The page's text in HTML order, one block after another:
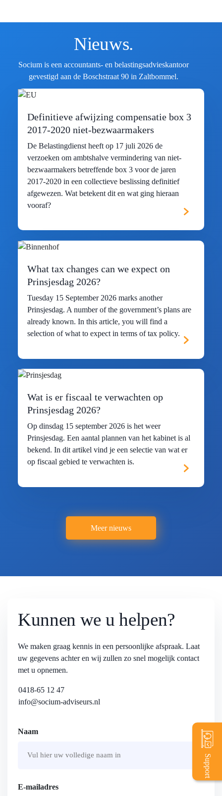
Support
Nieuws.
Socium is een accountants- en belastingsadvieskantoor
gevestigd aan de Boschstraat 90 in Zaltbommel.
Definitieve afwijzing compensatie box 3
2017-2020 niet-bezwaarmakers
De Belastingdienst heeft op 17 juli 2026 de
verzoeken om ambtshalve vermindering van niet-
bezwaarmakers betreffende box 3 voor de jaren
2017-2020 in een collectieve beslissing definitief
afgewezen. Wat betekent dit en wat ging hieraan
vooraf?
What tax changes can we expect on
Prinsjesdag 2026?
Tuesday 15 September 2026 marks another
Prinsjesdag. A number of the government’s plans are
already known. In this article, you will find a
selection of what to expect in terms of tax policy.
Wat is er fiscaal te verwachten op
Prinsjesdag 2026?
Op dinsdag 15 september 2026 is het weer
Prinsjesdag. Een aantal plannen van het kabinet is al
bekend. In dit artikel vind je een selectie van wat er
op fiscaal gebied te verwachten is.
Meer nieuws
Kunnen we u helpen?
We maken graag kennis in een persoonlijke afspraak. Laat
uw gegevens achter en wij zullen zo snel mogelijk contact
met u opnemen.
0418-65 12 47
info@socium-adviseurs.nl
Naam
E-mailadres